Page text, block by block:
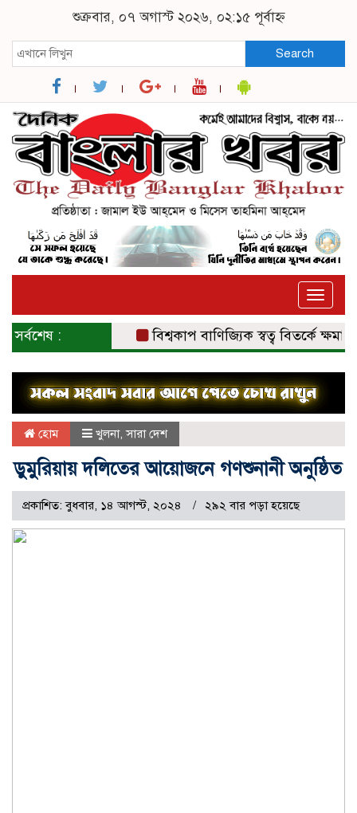
শুক্রবার, ০৭ অগাস্ট ২০২৬, ০২:১৫ পূর্বাহ্ন
Search
Toggle
সর্বশেষ : বিশ্বকাপ বাণিজ্যিক স্বত্ব বিতর্কে ক্ষমা
হোম খুলনা,সারা দেশ
ডুমুরিয়ায় দলিতের আয়োজনে গণশুনানী অনুষ্ঠিত
প্রকাশিত: বুধবার, ১৪ আগস্ট, ২০২৪ ২৯২ বার পড়া হয়েছে